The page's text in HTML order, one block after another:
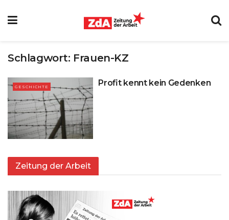
Schlagwort: Frauen-KZ
GESCHICHTE Profit kennt kein Gedenken
Zeitung der Arbeit